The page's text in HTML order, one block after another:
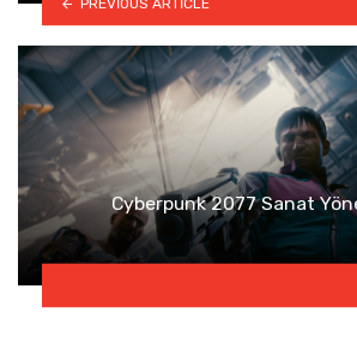
PREVIOUS ARTICLE
Cyberpunk 2077 Sanat